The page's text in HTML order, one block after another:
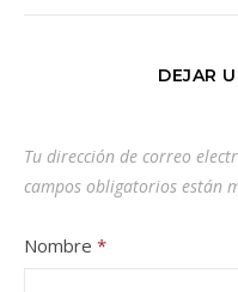
DEJAR
Tu dirección de correo
campos obligatorios están
Nombre *